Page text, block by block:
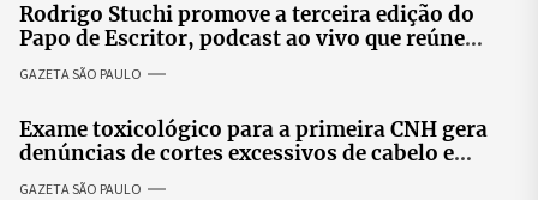
Rodrigo Stuchi promove a terceira edição do
Papo de Escritor, podcast ao vivo que reúne
especialistas para discutir saúde mental e
prosperidade.
GAZETA SÃO PAULO
Exame toxicológico para a primeira CNH gera
denúncias de cortes excessivos de cabelo e
revolta entre candidatas
GAZETA SÃO PAULO